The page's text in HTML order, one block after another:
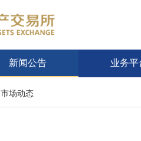
新闻公告 业务平
市场动态